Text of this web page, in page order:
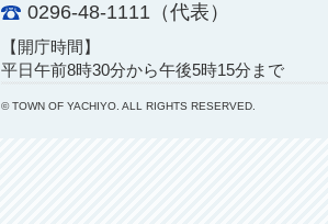
0296-48-1111（代表）
【開庁時間】
平日午前8時30分から午後5時15分まで
© TOWN OF YACHIYO. ALL RIGHTS RESERVED.